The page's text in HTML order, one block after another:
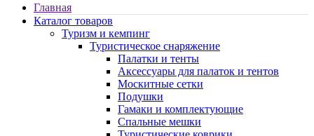
Главная
Каталог товаров
Туризм и кемпинг
Туристическое снаряжение
Палатки и тенты
Аксессуары для палаток и тентов
Москитные сетки
Подушки
Гамаки и комплектующие
Спальные мешки